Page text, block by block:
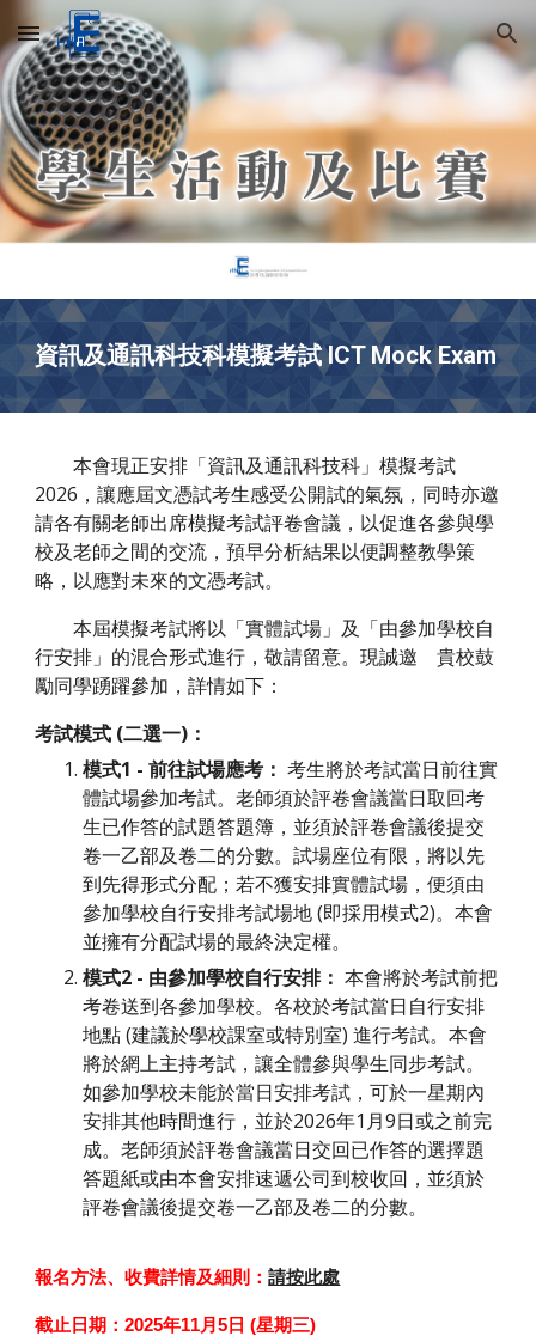
Skip to main content Skip to navigation
資訊及通訊科技科模擬考試 ICT Mock Exam
本會現正安排「資訊及通訊科技科」模擬考試
2026 ，讓應屆文憑試考生感受公開試的氣氛，同時亦邀
請各有關老師出席模擬考試評卷會議，以促進各參與學
校及老師之間的交流，預早分析結果以便調整教學策
略，以應對未來的文憑考試。
本屆模擬考試將以「實體試場」及「由參加學校自
行安排」的混合形式進行，敬請留意。現誠邀 貴校鼓
勵同學踴躍參加，詳情如下：
考試模式 (二選一)：
模式1 - 前往試場應考： 考生將於考試當日前往實
體試場參加考試。老師須於評卷會議當日取回考
生已作答的試題答題簿，並須於評卷會議後提交
卷一乙部及卷二的分數。試場座位有限，將以先
到先得形式分配；若不獲安排實體試場，便須由
參加學校自行安排考試場地 (即採用模式2)。本會
並擁有分配試場的最終決定權。
模式2 - 由參加學校自行安排： 本會將於考試前把
考卷送到各參加學校。各校於考試當日自行安排
地點 (建議於學校課室或特別室) 進行考試。本會
將於網上主持考試，讓全體參與學生同步考試。
如參加學校未能於當日安排考試，可於一星期內
安排其他時間進行，並於2026年1月9日或之前完
成。老師須於評卷會議當日交回已作答的選擇題
答題紙或由本會安排速遞公司到校收回，並須於
評卷會議後提交卷一乙部及卷二的分數。
報名方法、收費詳情及細則：請按此處
截止日期：2025年11月5日 (星期三)